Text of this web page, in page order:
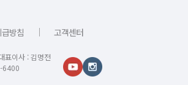
방침 ｜ 고객센터
이사 : 김명전
6400